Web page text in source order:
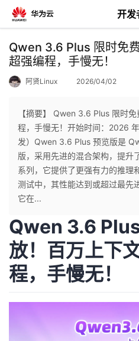
开发
返
回
个
人
主
页
我
的
开
发
者
Qwen 3.6 Plus 限时免
超强编程，手慢无！
阿贤Linux 2026/04/02
【摘要】 Qwen 3.6 Plus 限时
程，手慢无！开始时间：2026
发）Qwen 3.6 Plus 预览版是
版，采用先进的混合架构，提升
系列，它提供了更强有力的推理
测试中，其性能达到或超过最先
它在...
Qwen 3.6
放！百万上下
程，手慢无！